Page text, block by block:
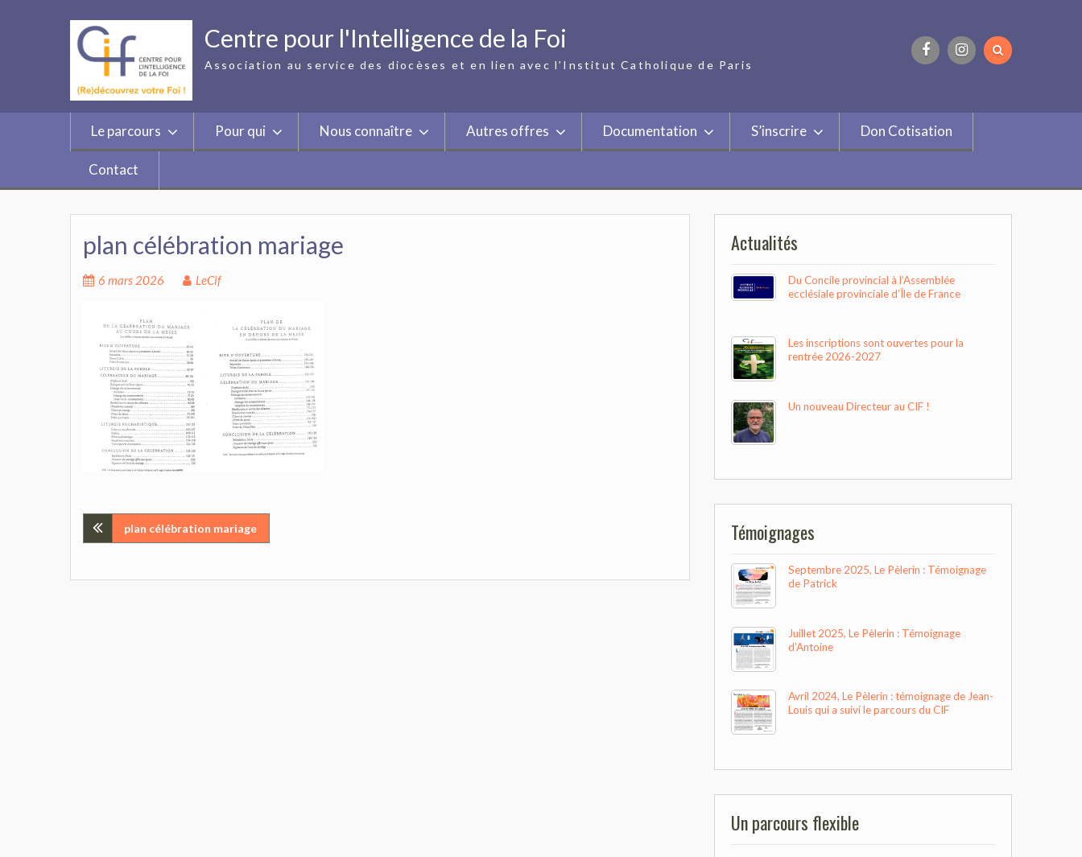
Centre pour l'Intelligence de la Foi
Association au service des diocèses et en lien avec l’Institut Catholique de Paris
Le parcours Pour qui Nous connaître Autres offres Documentation S’inscrire Don Cotisation
Contact
plan célébration mariage
6 mars 2026 LeCif
Navigation
plan célébration mariage
Actualités
Du Concile provincial à l’Assemblée
ecclésiale provinciale d’Île de France
Les inscriptions sont ouvertes pour la
rentrée 2026-2027
Un nouveau Directeur au CIF !
Témoignages
Septembre 2025, Le Pèlerin : Témoignage
de Patrick
Juillet 2025, Le Pèlerin : Témoignage
d’Antoine
Avril 2024, Le Pèlerin : témoignage de Jean-
Louis qui a suivi le parcours du CIF
Un parcours flexible